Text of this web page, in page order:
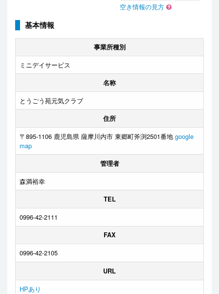
空き情報の見方
基本情報
事業所種別
ミニデイサービス
名称
とうごう苑元気クラブ
住所
〒895-1106 鹿児島県 薩摩川内市 東郷町斧渕2501番地 google
map
管理者
森満裕幸
TEL
0996-42-2111
FAX
0996-42-2105
URL
HPあり